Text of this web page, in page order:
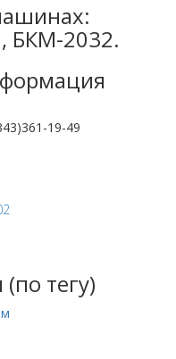
БКМ-2032.
19-49
тегу)